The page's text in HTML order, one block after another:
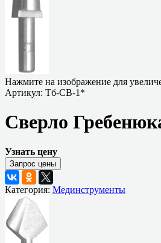
Нажмите на изображение для
Артикул: Тб-СВ-1*
Сверло
Узнать цену
Категория: Мединструменты